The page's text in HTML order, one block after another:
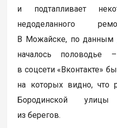
и подтапливает
недоделанного
В Можайске, по данным
началось половодье
в соцсети «Вконтакте»
на которых видно, что
Бородинской
из берегов.